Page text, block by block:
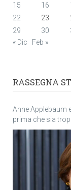
15
16
22
23
29
30
« Dic
Feb »
RASSEGNA
Anne Applebaum
prima che sia